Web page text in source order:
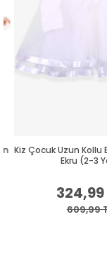
Kiz Çocuk Uzun Kollu
Ekru (2-3
324,99
609,99 TL